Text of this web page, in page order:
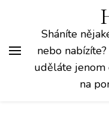
Sháníte
nebo
uděláte jenom
na